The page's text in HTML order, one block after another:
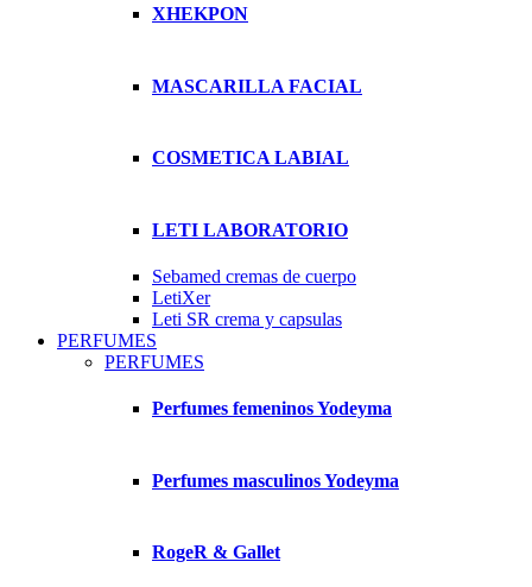
XHEKPON
MASCARILLA FACIAL
COSMETICA LABIAL
LETI LABORATORIO
Sebamed cremas de cuerpo
LetiXer
Leti SR crema y capsulas
PERFUMES
PERFUMES
Perfumes femeninos Yodeyma
Perfumes masculinos Yodeyma
RogeR & Gallet